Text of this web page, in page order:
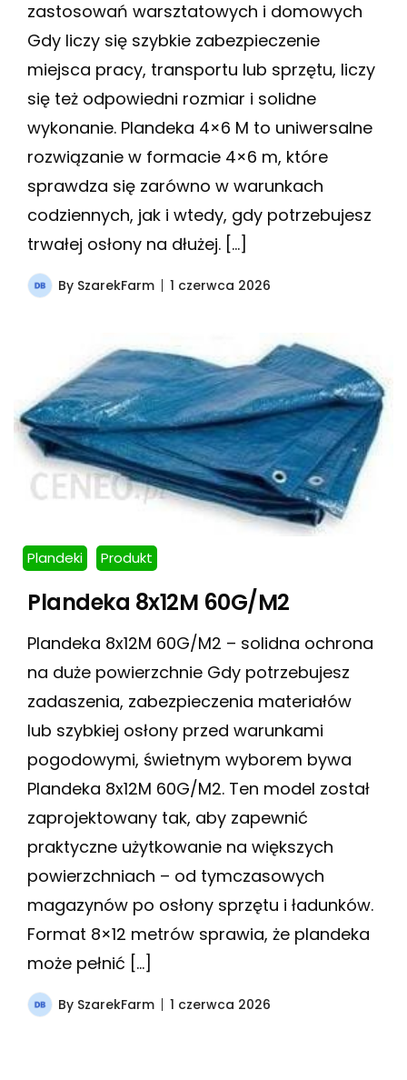
zastosowań warsztatowych i domowych
Gdy liczy się szybkie zabezpieczenie
miejsca pracy, transportu lub sprzętu, liczy
się też odpowiedni rozmiar i solidne
wykonanie. Plandeka 4×6 M to uniwersalne
rozwiązanie w formacie 4×6 m, które
sprawdza się zarówno w warunkach
codziennych, jak i wtedy, gdy potrzebujesz
trwałej osłony na dłużej. […]
By SzarekFarm 1 czerwca 2026
Plandeki Produkt
Plandeka 8x12M 60G/M2
Plandeka 8x12M 60G/M2 – solidna ochrona
na duże powierzchnie Gdy potrzebujesz
zadaszenia, zabezpieczenia materiałów
lub szybkiej osłony przed warunkami
pogodowymi, świetnym wyborem bywa
Plandeka 8x12M 60G/M2. Ten model został
zaprojektowany tak, aby zapewnić
praktyczne użytkowanie na większych
powierzchniach – od tymczasowych
magazynów po osłony sprzętu i ładunków.
Format 8×12 metrów sprawia, że plandeka
może pełnić […]
By SzarekFarm 1 czerwca 2026